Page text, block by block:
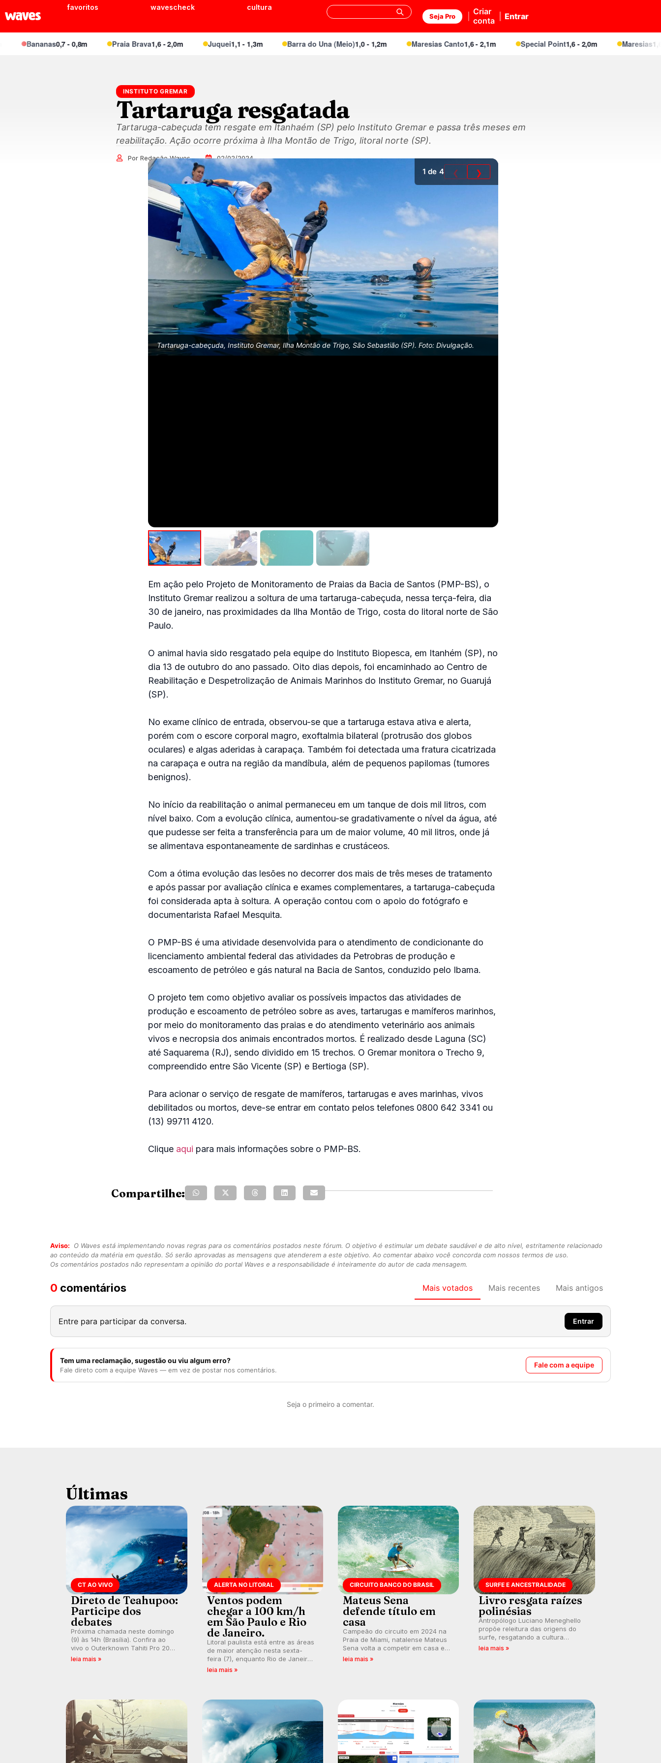
favoritos wavescheck cultura
Seja Pro
Criar
conta
Entrar
Bananas0,7 - 0,8m Praia Brava1,6 - 2,0m Juquei1,1 - 1,3m Barra do Una (Meio)1,0 - 1,2m Maresias Canto1,6 - 2,1m Special Point 1,6 - 2,0m Maresias1,6 -
INSTITUTO GREMAR
Tartaruga resgatada
Tartaruga-cabeçuda tem resgate em Itanhaém (SP) pelo Instituto Gremar e passa três meses em
reabilitação. Ação ocorre próxima à Ilha Montão de Trigo, litoral norte (SP).
Por Redação Waves 02/02/2024
Tartaruga-cabeçuda, Instituto Gremar, Ilha Montão de Trigo, São Sebastião (SP). Foto: Divulgação.
1 de 4 ❮ ❯
Em ação pelo Projeto de Monitoramento de Praias da Bacia de Santos (PMP-BS), o
Instituto Gremar realizou a soltura de uma tartaruga-cabeçuda, nessa terça-feira, dia
30 de janeiro, nas proximidades da Ilha Montão de Trigo, costa do litoral norte de São
Paulo.
O animal havia sido resgatado pela equipe do Instituto Biopesca, em Itanhém (SP), no
dia 13 de outubro do ano passado. Oito dias depois, foi encaminhado ao Centro de
Reabilitação e Despetrolização de Animais Marinhos do Instituto Gremar, no Guarujá
(SP).
No exame clínico de entrada, observou-se que a tartaruga estava ativa e alerta,
porém com o escore corporal magro, exoftalmia bilateral (protrusão dos globos
oculares) e algas aderidas à carapaça. Também foi detectada uma fratura cicatrizada
na carapaça e outra na região da mandíbula, além de pequenos papilomas (tumores
benignos).
No início da reabilitação o animal permaneceu em um tanque de dois mil litros, com
nível baixo. Com a evolução clínica, aumentou-se gradativamente o nível da água, até
que pudesse ser feita a transferência para um de maior volume, 40 mil litros, onde já
se alimentava espontaneamente de sardinhas e crustáceos.
Com a ótima evolução das lesões no decorrer dos mais de três meses de tratamento
e após passar por avaliação clínica e exames complementares, a tartaruga-cabeçuda
foi considerada apta à soltura. A operação contou com o apoio do fotógrafo e
documentarista Rafael Mesquita.
O PMP-BS é uma atividade desenvolvida para o atendimento de condicionante do
licenciamento ambiental federal das atividades da Petrobras de produção e
escoamento de petróleo e gás natural na Bacia de Santos, conduzido pelo Ibama.
O projeto tem como objetivo avaliar os possíveis impactos das atividades de
produção e escoamento de petróleo sobre as aves, tartarugas e mamíferos marinhos,
por meio do monitoramento das praias e do atendimento veterinário aos animais
vivos e necropsia dos animais encontrados mortos. É realizado desde Laguna (SC)
até Saquarema (RJ), sendo dividido em 15 trechos. O Gremar monitora o Trecho 9,
compreendido entre São Vicente (SP) e Bertioga (SP).
Para acionar o serviço de resgate de mamíferos, tartarugas e aves marinhas, vivos
debilitados ou mortos, deve-se entrar em contato pelos telefones 0800 642 3341 ou
(13) 99711 4120.
Clique aqui para mais informações sobre o PMP-BS.
Compartilhe:
Aviso:
O Waves está implementando novas regras para os comentários postados neste fórum. O objetivo é estimular um debate saudável e de alto nível, estritamente relacionado
ao conteúdo da matéria em questão. Só serão aprovadas as mensagens que atenderem a este objetivo. Ao comentar abaixo você concorda com nossos termos de uso.
Os comentários postados não representam a opinião do portal Waves e a responsabilidade é inteiramente do autor de cada mensagem.
0 comentários Mais votados Mais recentes Mais antigos
Entre para participar da conversa. Entrar
Tem uma reclamação, sugestão ou viu algum erro?
Fale direto com a equipe Waves — em vez de postar nos comentários.
Fale com a equipe
Seja o primeiro a comentar.
Últimas
CT AO VIVO
Direto de Teahupoo:
Participe dos
debates
Próxima chamada neste domingo
(9) às 14h (Brasília). Confira ao
vivo o Outerknown Tahiti Pro 2026
e participe dos comentários e
leia mais »
ALERTA NO LITORAL
Ventos podem
chegar a 100 km/h
em São Paulo e Rio
de Janeiro.
Litoral paulista está entre as áreas
de maior atenção nesta sexta-
feira (7), enquanto Rio de Janeiro
também recebe alerta para ventos
leia mais »
CIRCUITO BANCO DO BRASIL
Mateus Sena
defende título em
casa
Campeão do circuito em 2024 na
Praia de Miami, natalense Mateus
Sena volta a competir em casa em
busca de manter a hegemonia
leia mais »
SURFE E ANCESTRALIDADE
Livro resgata raízes
polinésias
Antropólogo Luciano Meneghello
propõe releitura das origens do
surfe, resgatando a cultura
polinésia e questionando a visão
leia mais »